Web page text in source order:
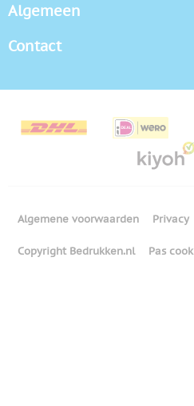
Algemeen
Contact
Algemene voorwaarden Privacy
Copyright Bedrukken.nl Pas